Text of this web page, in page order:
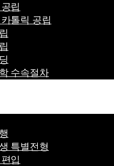
립
톨릭 공립
수속절차
특별전형
입